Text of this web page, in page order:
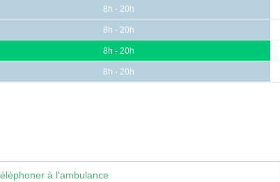
8h - 20h
8h - 20h
8h - 20h
8h - 20h
à l'ambulance